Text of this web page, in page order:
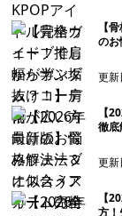
【
のお
更
【
徹底
更
【
方